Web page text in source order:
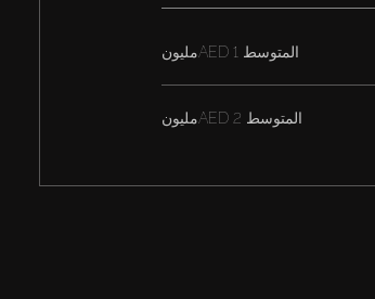
المتوسط AED 1مليون
المتوسط